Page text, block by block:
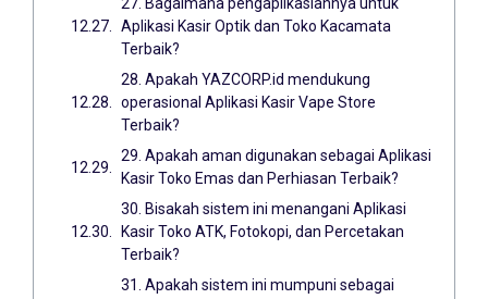
Aplikasi Kasir Optik dan Toko Kacamata
Terbaik?
28. Apakah YAZCORP.id mendukung
operasional Aplikasi Kasir Vape Store
Terbaik?
29. Apakah aman digunakan sebagai Aplikasi
Kasir Toko Emas dan Perhiasan Terbaik?
30. Bisakah sistem ini menangani Aplikasi
Kasir Toko ATK, Fotokopi, dan Percetakan
Terbaik?
31. Apakah sistem ini mumpuni sebagai